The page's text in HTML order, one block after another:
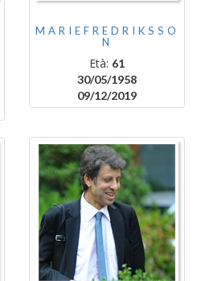
MARIEFREDRIKSSO
N
Età: 61
30/05/1958
09/12/2019